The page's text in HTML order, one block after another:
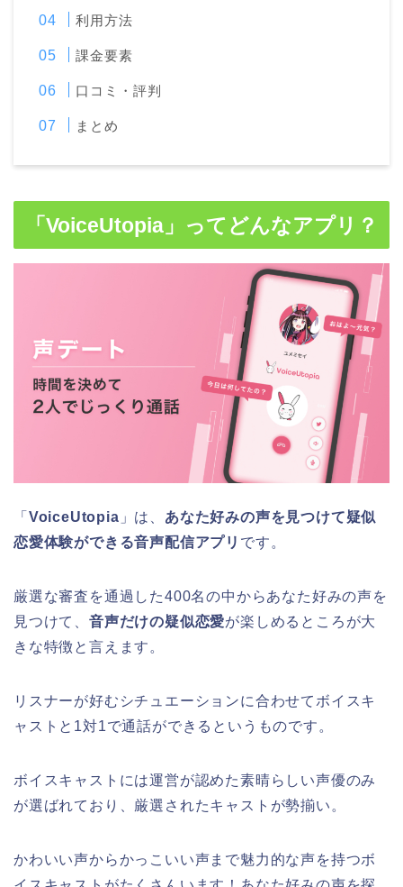
利用方法
課金要素
口コミ・評判
まとめ
「VoiceUtopia 」ってどんなアプリ？
「 VoiceUtopia 」は、 あなた好みの声を見つけて疑似
恋愛体験ができる音声配信アプリ です。
厳選な審査を通過した400名の中からあなた好みの声を
見つけて、 音声だけの疑似恋愛が楽しめるところが大
きな特徴と言えます。
リスナーが好むシチュエーションに合わせてボイスキ
ャストと1対1で通話ができるというものです。
ボイスキャストには運営が認めた素晴らしい声優のみ
が選ばれており、厳選されたキャストが勢揃い。
かわいい声からかっこいい声まで魅力的な声を持つボ